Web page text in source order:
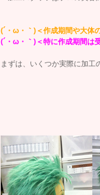
(´・ω・｀)＜作成期間や大体
(´・ω・｀)＜特に作成期間は
まずは、いくつか実際に加